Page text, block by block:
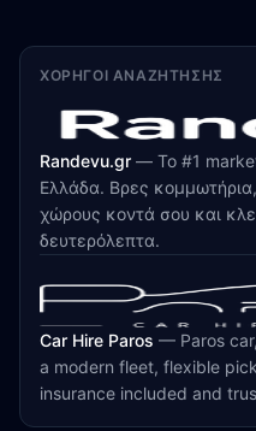
ΧΟΡΗΓΟΊ ΑΝΑΖΉΤΗΣΗΣ
Randevu.gr — Το #1
Ελλάδα. Βρες
χώρους κοντά σου και
δευτερόλεπτα.
Car Hire Paros — Paros
a modern fleet, flexible
insurance included and